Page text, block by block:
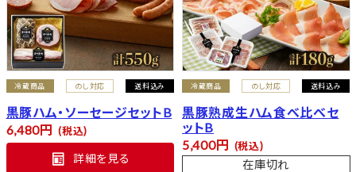
冷蔵商品 のし対応 送料込み
黒豚ハム・ソーセージセットB
6,480 税込
詳細を見る
冷蔵商品 のし対応 送料込み
黒豚熟成生ハム食べ比べセ
ットB
5,400 税込
在庫切れ